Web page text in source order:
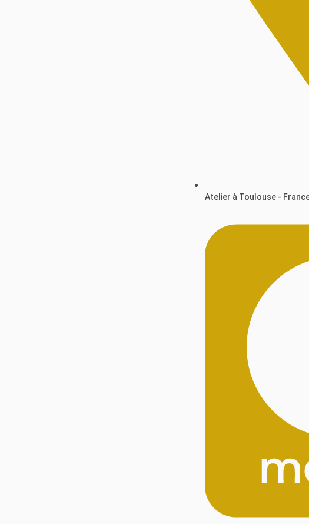
Atelier à Toulouse -